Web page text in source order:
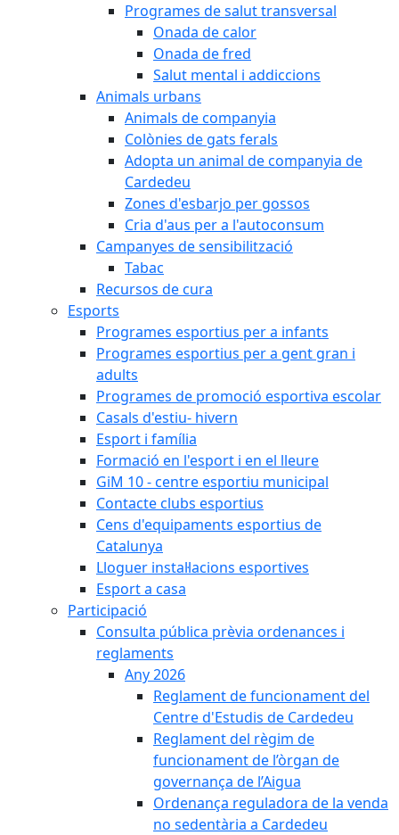
Programes de salut transversal
Onada de calor
Onada de fred
Salut mental i addiccions
Animals urbans
Animals de companyia
Colònies de gats ferals
Adopta un animal de companyia de
Cardedeu
Zones d'esbarjo per gossos
Cria d'aus per a l'autoconsum
Campanyes de sensibilització
Tabac
Recursos de cura
Esports
Programes esportius per a infants
Programes esportius per a gent gran i
adults
Programes de promoció esportiva escolar
Casals d'estiu- hivern
Esport i família
Formació en l'esport i en el lleure
GiM 10 - centre esportiu municipal
Contacte clubs esportius
Cens d'equipaments esportius de
Catalunya
Lloguer instal·lacions esportives
Esport a casa
Participació
Consulta pública prèvia ordenances i
reglaments
Any 2026
Reglament de funcionament del
Centre d'Estudis de Cardedeu
Reglament del règim de
funcionament de l’òrgan de
governança de l’Aigua
Ordenança reguladora de la venda
no sedentària a Cardedeu